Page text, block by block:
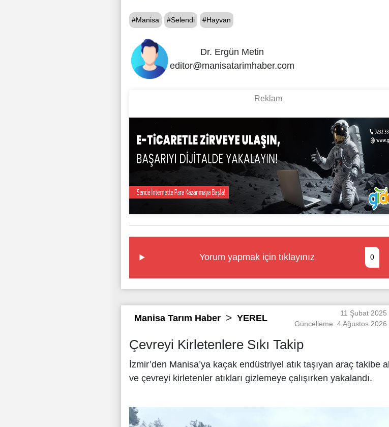
#Manisa #Selendi #Hayvan
Dr. Ergün Metin
editor@manisatarimhaber.com
Yorum yapmak için tıklayınız 0
Manisa Tarım Haber YEREL
11 Şubat 2025
Güncelleme: 4 Ağustos 2026
Çevreyi Kirletenlere Sıkı Takip
İzmir’den Manisa’ya kaçak endüstriyel atık taşıyan araç takibe
ve çevreyi kirletenler atıkları gizlemeye çalışırken yakalandı.